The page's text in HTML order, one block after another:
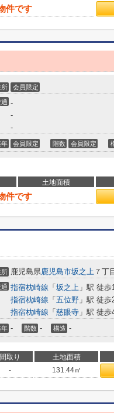
件です
所 会員限定
-
-
-
年 会員限定 階数 会員限定
土地面積
件です
所 鹿児島県鹿児島市坂之上 ７丁
指宿枕崎線 「 坂之上 」駅 徒歩
指宿枕崎線 「 五位野 」駅 徒歩
指宿枕崎線 「 慈眼寺 」駅 徒歩
年 - 階数 - 構造 -
間取り 土地面積
- 131.44㎡